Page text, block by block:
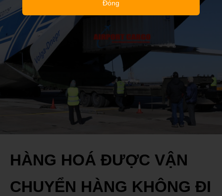
HÀNG HOÁ ĐƯỢC VẬN
CHUYỂN HÀNG KHÔNG ĐI
Đóng